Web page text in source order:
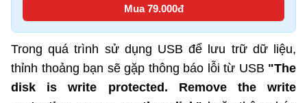
Mua 79.000đ
Trong quá trình sử dụng USB để lưu trữ dữ liệu,
thỉnh thoảng bạn sẽ gặp thông báo lỗi từ USB "The
disk is write protected. Remove the write